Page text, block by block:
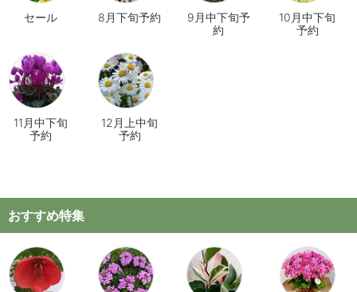
セール 8月下旬予約
9月中下旬予
約
10月中下旬
予約
11月中下旬
予約
12月上中旬
予約
おすすめ特集